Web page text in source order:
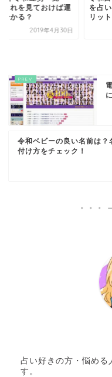
これを見ておけば運
分かる？
2019年4月30日
を占
リッ
令和ベビーの良い名前は？
付け方をチェック！
占い好きの方・悩める
す。